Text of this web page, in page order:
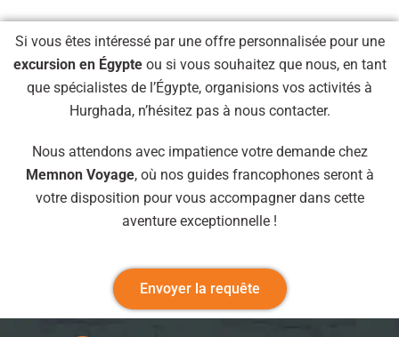
Si vous êtes intéressé par une offre personnalisée pour une
excursion en Égypteou si vous souhaitez que nous, en tant
que spécialistes de l’Égypte, organisions vos activités à
Hurghada, n’hésitez pas à nous contacter.
Nous attendons avec impatience votre demande chez
Memnon Voyage, où nos guides francophones seront à
votre disposition pour vous accompagner dans cette
aventure exceptionnelle !
Envoyer la requête